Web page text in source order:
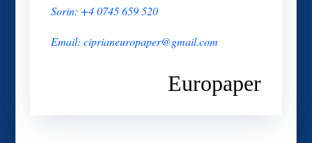
Sorin: +4 0745 659 520
Email: ciprianeuropaper@gmail.com
Europaper